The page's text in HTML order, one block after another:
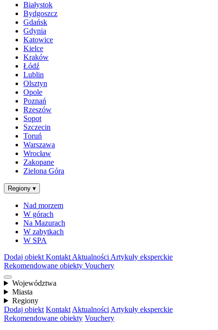
Białystok
Bydgoszcz
Gdańsk
Gdynia
Katowice
Kielce
Kraków
Łódź
Lublin
Olsztyn
Opole
Poznań
Rzeszów
Sopot
Szczecin
Toruń
Warszawa
Wrocław
Zakopane
Zielona Góra
Regiony ▾
Nad morzem
W górach
Na Mazurach
W zabytkach
W SPA
Dodaj obiekt Kontakt Aktualności Artykuły eksperckie
Rekomendowane obiekty Vouchery
Województwa
Miasta
Regiony
Dodaj obiekt Kontakt Aktualności Artykuły eksperckie
Rekomendowane obiekty Vouchery